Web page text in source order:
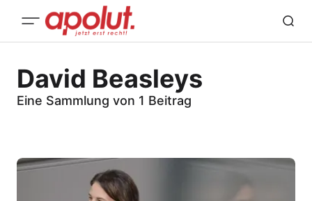
David Beasleys
Eine Sammlung von 1 Beitrag